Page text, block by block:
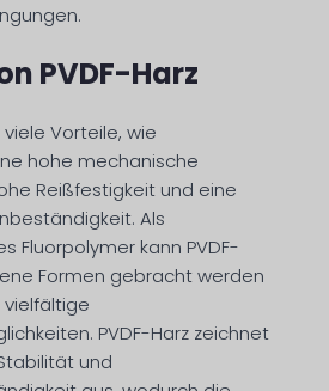
PVDF-Harz
Vorteile, wie
hohe mechanische
Reißfestigkeit und eine
Als
Fluorpolymer kann PVDF-
Formen gebracht werden
PVDF-Harz zeichnet
und